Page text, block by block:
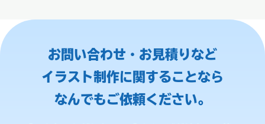
お問い合わせ・お見積りなど
イラスト制作に関することなら
なんでもご依頼ください。